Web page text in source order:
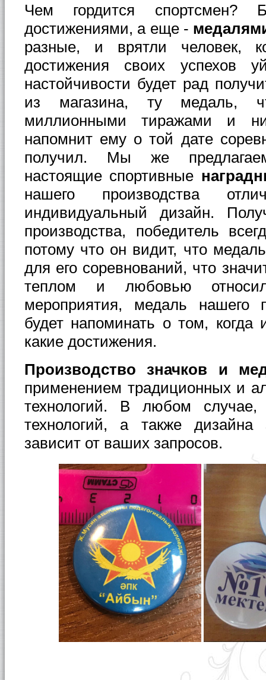
Чем гордится спортсмен?
достижениями, а еще -
разные, и врятли человек,
достижения своих успехов
настойчивости будет рад
из магазина, ту медаль,
миллионными тиражами и
напомнит ему о той дате
получил. Мы же
настоящие спортивные
нашего производства
индивидуальный дизайн.
производства, победитель
потому что он видит, что
для его соревнований, что
теплом и любовью
мероприятия, медаль нашего
будет напоминать о том, когда
какие достижения.
Производство значков и
применением традиционных и
технологий. В любом случае,
технологий, а также
зависит от ваших запросов.